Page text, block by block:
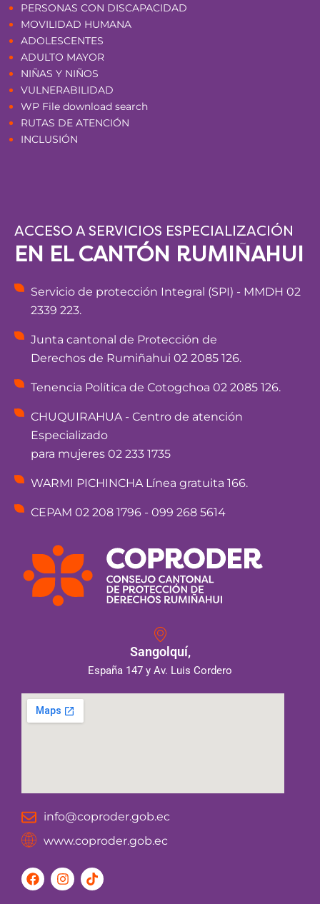
PERSONAS CON DISCAPACIDAD
MOVILIDAD HUMANA
ADOLESCENTES
ADULTO MAYOR
NIÑAS Y NIÑOS
VULNERABILIDAD
WP File download search
RUTAS DE ATENCIÓN
INCLUSIÓN
ACCESO A SERVICIOS ESPECIALIZACIÓN
EN EL CANTÓN RUMIÑAHUI
Servicio de protección Integral (SPI) - MMDH 02
2339 223.
Junta cantonal de Protección de
Derechos de Rumiñahui 02 2085 126.
Tenencia Política de Cotogchoa 02 2085 126.
CHUQUIRAHUA - Centro de atención
Especializado
para mujeres 02 233 1735
WARMI PICHINCHA Línea gratuita 166.
CEPAM 02 208 1796 - 099 268 5614
Sangolquí,
España 147 y Av. Luis Cordero
info@coproder.gob.ec
www.coproder.gob.ec
F
a
I
n
T
i